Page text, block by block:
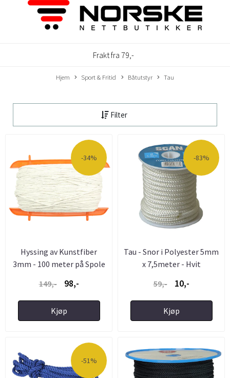
Frakt fra 79,-
Hjem Sport & Fritid Båtutstyr Tau
Filter
-34%
Hyssing av Kunstfiber
3mm - 100 meter på Spole
149,-
98,-
Kjøp
-83%
Tau - Snor i Polyester 5mm
x 7,5meter - Hvit
59,-
10,-
Kjøp
-51%